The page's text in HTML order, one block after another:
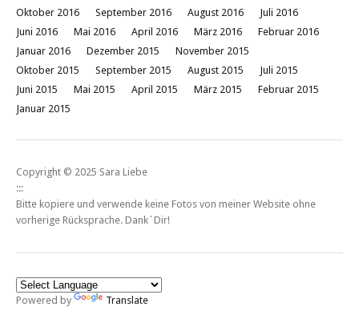
Oktober 2016
September 2016 August 2016
Juli 2016
Juni 2016
Mai 2016 April 2016 März 2016
Februar 2016
Januar 2016
Dezember 2015
November 2015
Oktober 2015
September 2015 August 2015
Juli 2015
Juni 2015
Mai 2015 April 2015 März 2015
Februar 2015
Januar 2015
Copyright © 2025 Sara Liebe
:::
Bitte kopiere und verwende keine Fotos von meiner Website ohne
vorherige Rücksprache. Dank´Dir!
Powered by Translate